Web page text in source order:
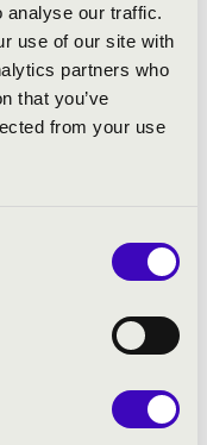
analyse our traffic.
use of our site with
partners who
that you’ve
from your use